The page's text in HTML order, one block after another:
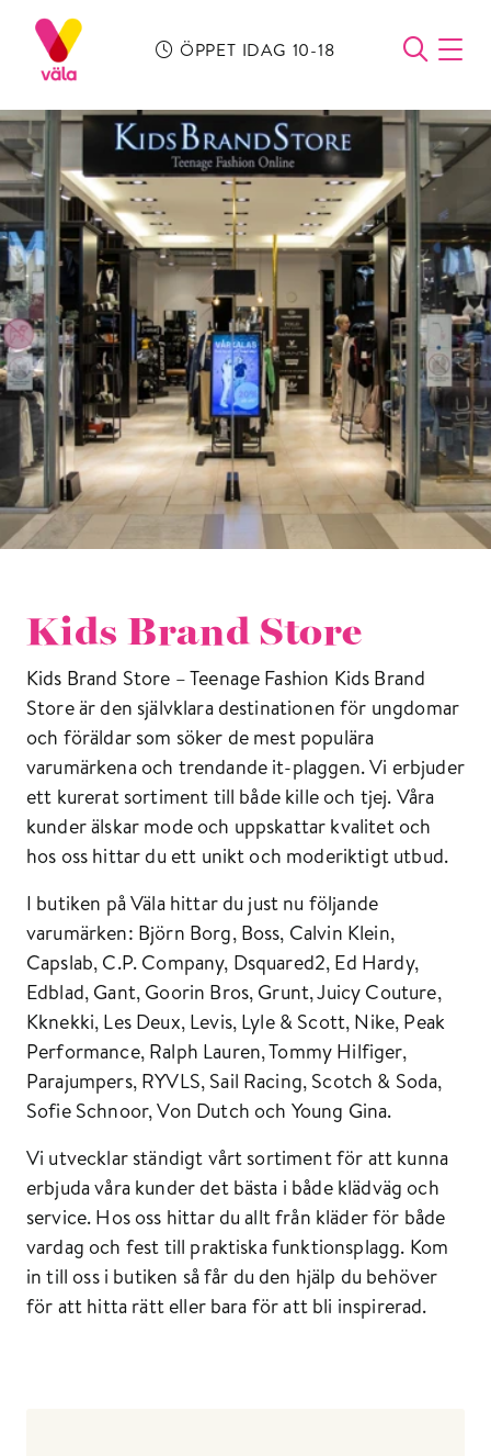
ÖPPET IDAG 10-18
Kids Brand Store
Kids Brand Store – Teenage Fashion Kids Brand
Store är den självklara destinationen för ungdomar
och föräldar som söker de mest populära
varumärkena och trendande it-plaggen. Vi erbjuder
ett kurerat sortiment till både kille och tjej. Våra
kunder älskar mode och uppskattar kvalitet och
hos oss hittar du ett unikt och moderiktigt utbud.
I butiken på Väla hittar du just nu följande
varumärken: Björn Borg, Boss, Calvin Klein,
Capslab, C.P. Company, Dsquared2, Ed Hardy,
Edblad, Gant, Goorin Bros, Grunt, Juicy Couture,
Kknekki, Les Deux, Levis, Lyle & Scott, Nike, Peak
Performance, Ralph Lauren, Tommy Hilfiger,
Parajumpers, RYVLS, Sail Racing, Scotch & Soda,
Sofie Schnoor, Von Dutch och Young Gina.
Vi utvecklar ständigt vårt sortiment för att kunna
erbjuda våra kunder det bästa i både klädväg och
service. Hos oss hittar du allt från kläder för både
vardag och fest till praktiska funktionsplagg. Kom
in till oss i butiken så får du den hjälp du behöver
för att hitta rätt eller bara för att bli inspirerad.